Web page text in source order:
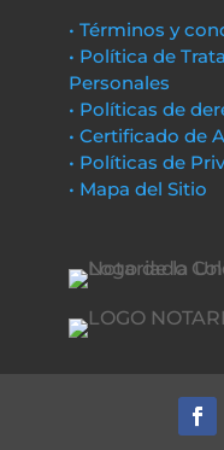
• Términos y
• Política de
Personales
• Políticas de
• Certificado de
• Políticas de
• Mapa del Sitio